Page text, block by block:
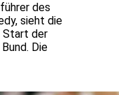
des
sieht die
Start der
Die